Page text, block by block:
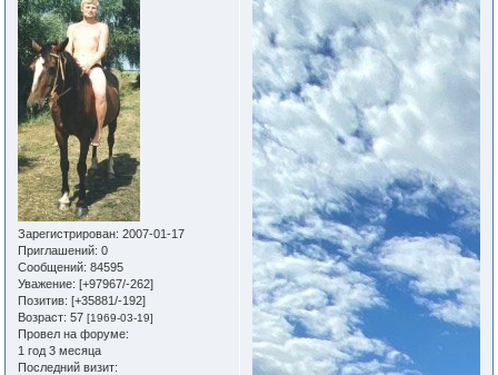
Зарегистрирован: 2007-01-17
Приглашений: 0
Сообщений: 84595
Уважение: [+97967/-262]
Позитив: [+35881/-192]
Возраст: 57[1969-03-19]
Провел на форуме:
1 год 3 месяца
Последний визит: